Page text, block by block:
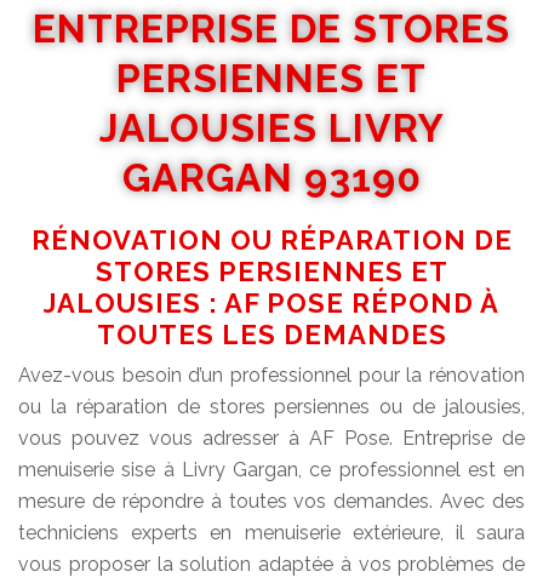
ENTREPRISE DE STORES
PERSIENNES ET
JALOUSIES LIVRY
GARGAN 93190
RÉNOVATION OU RÉPARATION DE
STORES PERSIENNES ET
JALOUSIES : AF POSE RÉPOND À
TOUTES LES DEMANDES
Avez-vous besoin d’un professionnel pour la rénovation
ou la réparation de stores persiennes ou de jalousies,
vous pouvez vous adresser à AF Pose. Entreprise de
menuiserie sise à Livry Gargan, ce professionnel est en
mesure de répondre à toutes vos demandes. Avec des
techniciens experts en menuiserie extérieure, il saura
vous proposer la solution adaptée à vos problèmes de